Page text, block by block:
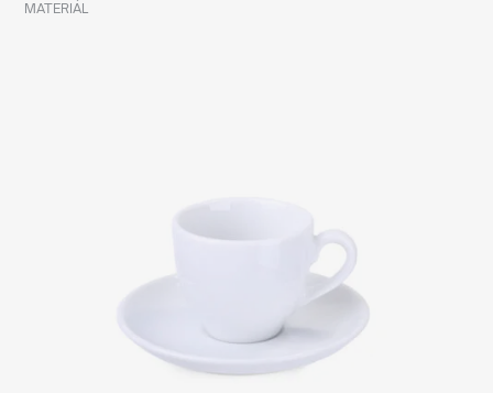
MATERIÁL